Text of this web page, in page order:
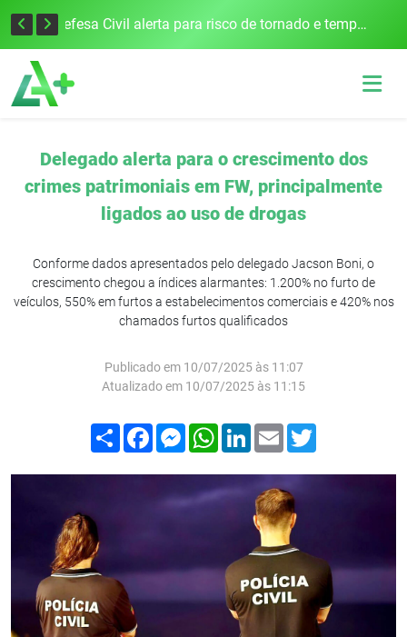
Justiça Eleitoral intensifica preparativos e faz alertas para as Eleições 2026 na 94ª Zona Eleitoral Defesa Civil alerta para risco de tornado e tempestades severas no RS entre esta quinta e sexta-feira
Delegado alerta para o crescimento dos
crimes patrimoniais em FW, principalmente
ligados ao uso de drogas
Conforme dados apresentados pelo delegado Jacson Boni, o
crescimento chegou a índices alarmantes: 1.200% no furto de
veículos, 550% em furtos a estabelecimentos comerciais e 420% nos
chamados furtos qualificados
Publicado em 10/07/2025 às 11:07
Atualizado em 10/07/2025 às 11:15
Compartilhar
FacebookMessenger
WhatsApp
LinkedIn
Email